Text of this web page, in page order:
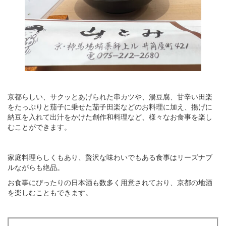
京都らしい、サクッとあげられた串カツや、湯豆腐、甘辛い田楽
をたっぷりと茄子に乗せた茄子田楽などのお料理に加え、揚げに
納豆を入れて出汁をかけた創作和料理など、様々なお食事を楽し
むことができます。
家庭料理らしくもあり、贅沢な味わいでもある食事はリーズナブ
ルながらも絶品。
お食事にぴったりの日本酒も数多く用意されており、京都の地酒
を楽しむこともできます。